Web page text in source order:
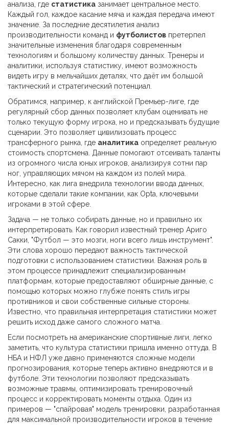
анализа, где статистика занимает центральное место.
Каждый гол, каждое касание мяча и каждая передача имеют
значение. За последние десятилетия анализ
производительности команд и футболистов претерпел
значительные изменения благодаря современным
технологиям и большому количеству данных. Тренеры и
аналитики, используя статистику, имеют возможность
видеть игру в мельчайших деталях, что даёт им большой
тактический и стратегический потенциал.
Обратимся, например, к английской Премьер-лиге, где
регулярный сбор данных позволяет клубам оценивать не
только текущую форму игрока, но и предсказывать будущие
сценарии. Это позволяет цивилизовать процесс
трансферного рынка, где аналитика определяет реальную
стоимость спортсмена. Данные помогают отсеивать таланты
из огромного числа юных игроков, анализируя сотни пар
ног, управляющих мячом на каждом из полей мира.
Интересно, как лига внедрила технологии ввода данных,
которые сделали такие компании, как Opta, ключевыми
игроками в этой сфере.
Задача — не только собирать данные, но и правильно их
интерпретировать. Как говорил известный тренер Ариго
Сакки, "Футбол — это мозги, ноги всего лишь инструмент".
Эти слова хорошо передают важность тактической
подготовки с использованием статистики. Важная роль в
этом процессе принадлежит специализированным
платформам, которые предоставляют обширные данные, с
помощью которых можно глубже понять стиль игры
противников и свои собственные сильные стороны.
Известно, что правильная интерпретация статистики может
решить исход даже самого сложного матча.
Если посмотреть на американские спортивные лиги, легко
заметить, что культура статистики пришла именно оттуда. В
НБА и НФЛ уже давно применяются сложные модели
прогнозирования, которые теперь активно внедряются и в
футболе. Эти технологии позволяют предсказывать
возможные травмы, оптимизировать тренировочный
процесс и корректировать моменты отдыха. Один из
примеров — "спайровая" модель тренировки, разработанная
для максимальной производительности игроков в течение